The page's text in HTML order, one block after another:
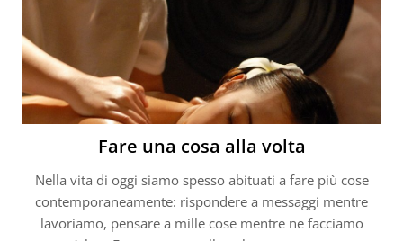
Fare una cosa alla volta
Nella vita di oggi siamo spesso abituati a fare più cose
contemporaneamente: rispondere a messaggi mentre
lavoriamo, pensare a mille cose mentre ne facciamo